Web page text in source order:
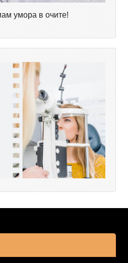
умора в очите!